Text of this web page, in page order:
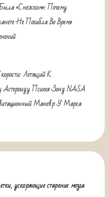
«снежком»: Почему
Не Погибла Во Время
Летящий К
Астероиду Психея Зонд NASA
Маневр У Марса
ускоряющие старение мозга